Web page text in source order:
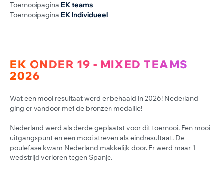
Toernooipagina EK teams
Toernooipagina EK Individueel
EK ONDER 19 - MIXED TEAMS
2026
Wat een mooi resultaat werd er behaald in 2026! Nederland
ging er vandoor met de bronzen medaille!
Nederland werd als derde geplaatst voor dit toernooi. Een mooi
uitgangspunt en een mooi streven als eindresultaat. De
poulefase kwam Nederland makkelijk door. Er werd maar 1
wedstrijd verloren tegen Spanje.